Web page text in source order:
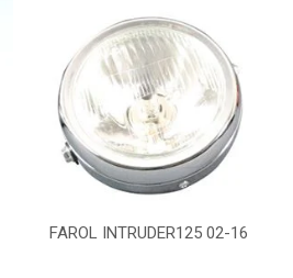
FAROL INTRUDER125 02-16